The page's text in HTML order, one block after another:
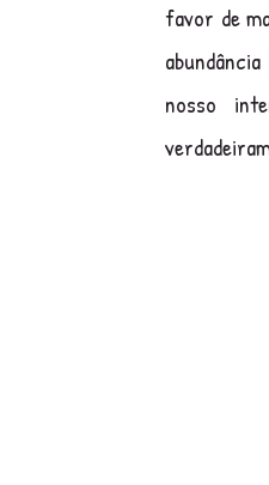
favor de
nosso